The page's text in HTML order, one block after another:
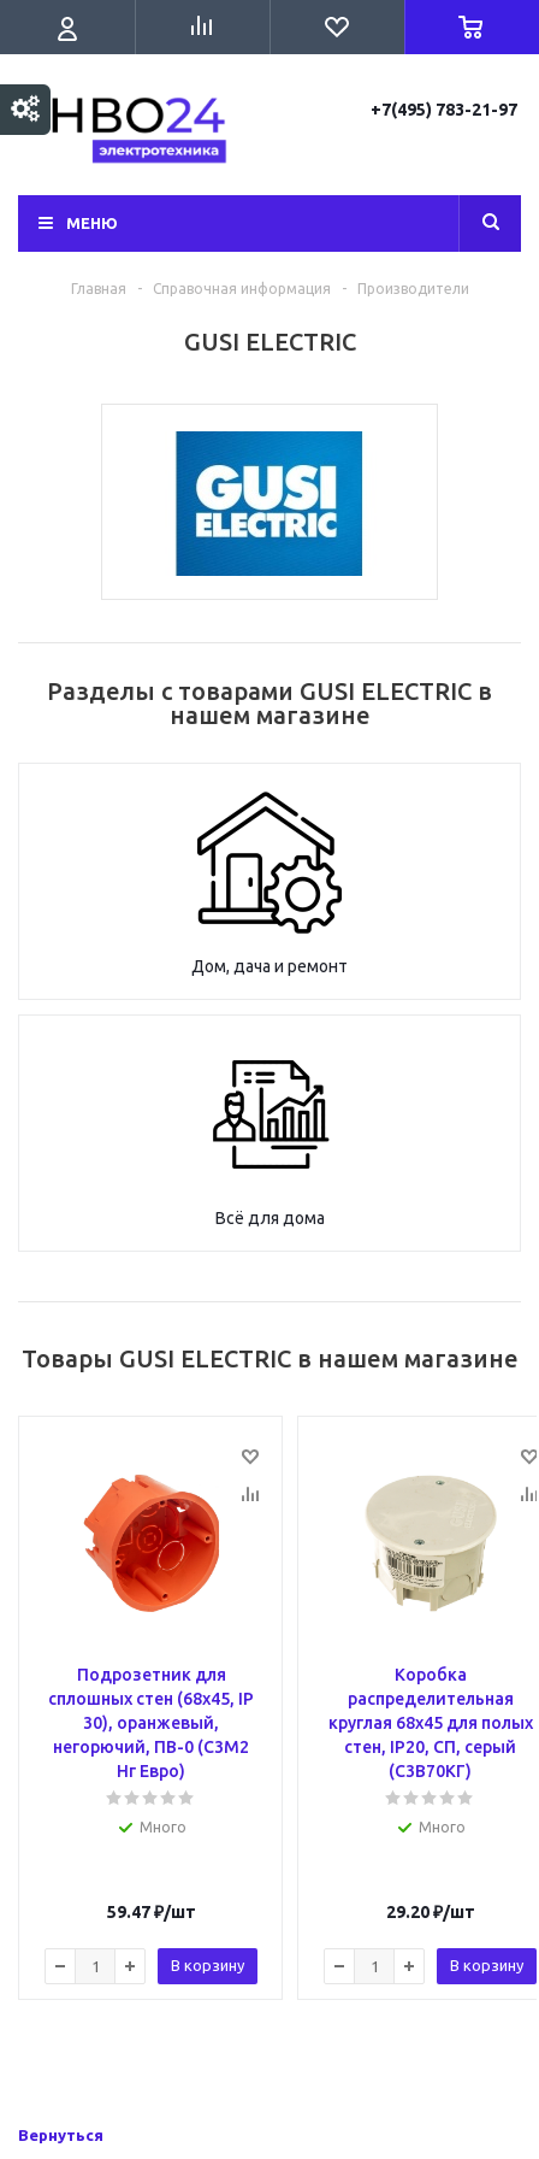
+7(495) 783-21-97
МЕНЮ
Главная - Справочная информация - Производители
GUSI ELECTRIC
Разделы с товарами GUSI ELECTRIC в
нашем магазине
Дом, дача и ремонт
Всё для дома
Товары GUSI ELECTRIC в нашем магазине
Подрозетник для
сплошных стен (68х45, IP
30), оранжевый,
негорючий, ПВ-0 (С3М2
Нг Евро)
Много
59.47₽/шт
В корзину
Коробка
распределительная
круглая 68х45 для полых
стен, IP20, СП, серый
(С3В70КГ)
Много
29.20₽/шт
В корзину
Вернуться